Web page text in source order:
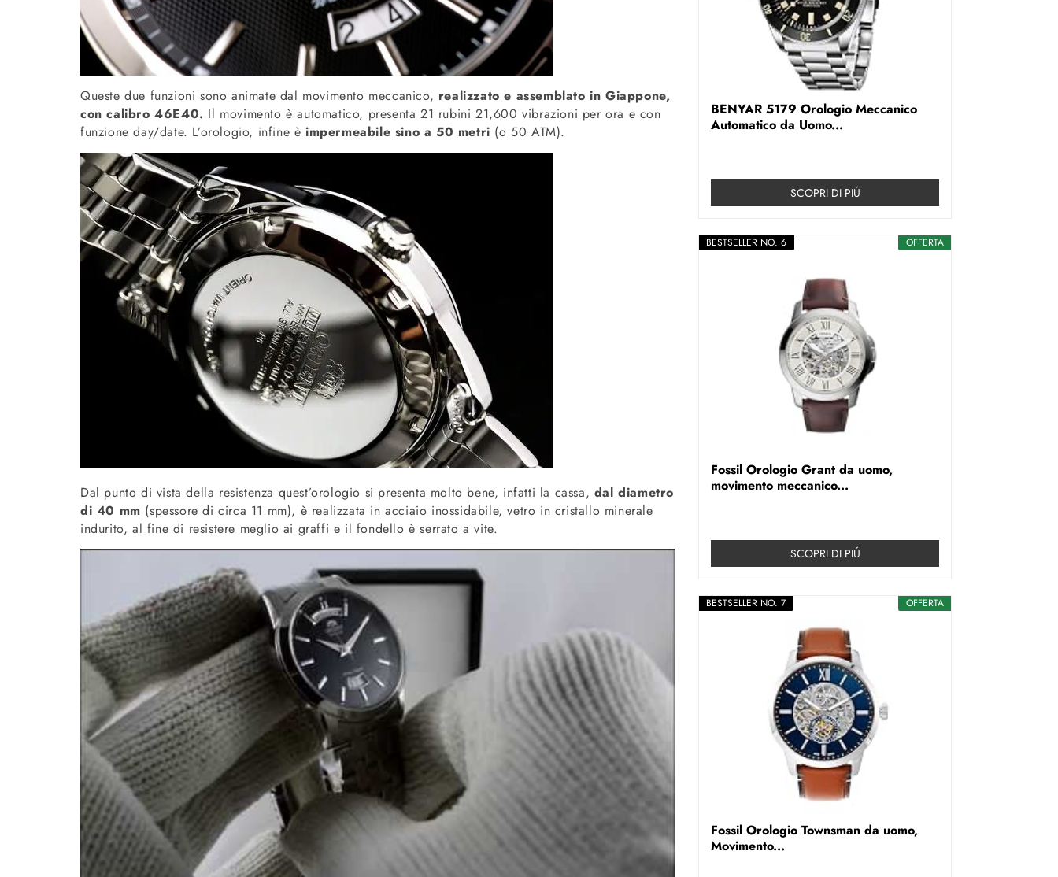
Queste due funzioni sono animate dal movimento meccanico, realizzato e assemblato in Giappone,
con calibro 46E40. Il movimento è automatico, presenta 21 rubini 21,600 vibrazioni per ora e con
funzione day/date. L’orologio, infine è impermeabile sino a 50 metri (o 50 ATM).
Dal punto di vista della resistenza quest’orologio si presenta molto bene, infatti la cassa, dal diametro
di 40 mm (spessore di circa 11 mm), è realizzata in acciaio inossidabile, vetro in cristallo minerale
indurito, al fine di resistere meglio ai graffi e il fondello è serrato a vite.
BENYAR 5179 Orologio Meccanico
Automatico da Uomo...
SCOPRI DI PIÚ
OFFERTA
BESTSELLER NO. 6
Fossil Orologio Grant da uomo,
movimento meccanico...
SCOPRI DI PIÚ
OFFERTA
BESTSELLER NO. 7
Fossil Orologio Townsman da uomo,
Movimento...